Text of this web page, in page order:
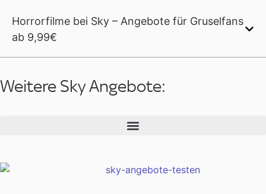
Horrorfilme bei Sky – Angebote für Gruselfans
ab 9,99€
Weitere Sky Angebote: